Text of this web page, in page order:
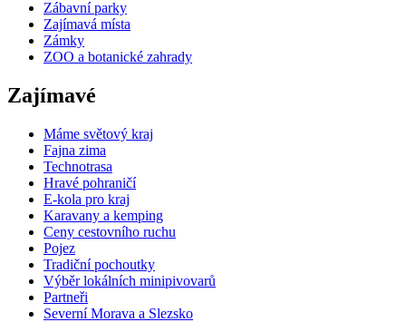
Zábavní parky
Zajímavá místa
Zámky
ZOO a botanické zahrady
Zajímavé
Máme světový kraj
Fajna zima
Technotrasa
Hravé pohraničí
E-kola pro kraj
Karavany a kemping
Ceny cestovního ruchu
Pojez
Tradiční pochoutky
Výběr lokálních minipivovarů
Partneři
Severní Morava a Slezsko